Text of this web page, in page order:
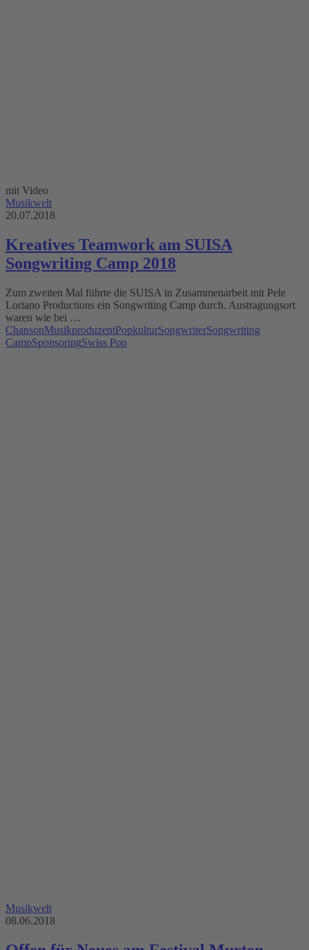
mit Video
Musikwelt
20.07.2018
Kreatives Teamwork am SUISA
Songwriting Camp 2018
Zum zweiten Mal führte die SUISA in Zusammenarbeit mit Pele
Loriano Productions ein Songwriting Camp durch. Austragungsort
waren wie bei …
ChansonMusikproduzentPopkulturSongwriterSongwriting
CampSponsoringSwiss Pop
Musikwelt
08.06.2018